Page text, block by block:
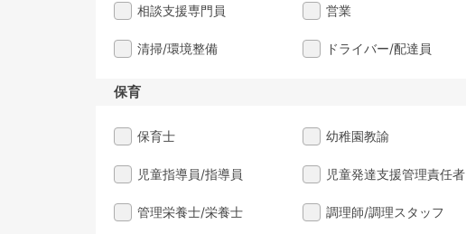
相談支援専門員 営業
清掃/環境整備 ドライバー/配達員
保育
保育士 幼稚園教諭
児童指導員/指導員 児童発達支援管理責任者
管理栄養士/栄養士 調理師/調理スタッフ